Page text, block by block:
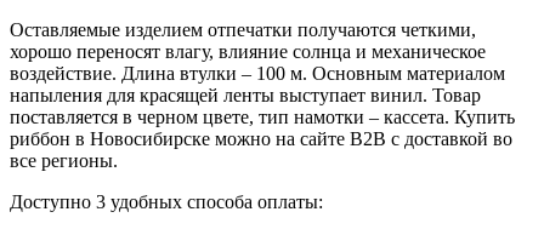
Оставляемые изделием отпечатки получаются четкими,
хорошо переносят влагу, влияние солнца и механическое
воздействие. Длина втулки – 100 м. Основным материалом
напыления для красящей ленты выступает винил. Товар
поставляется в черном цвете, тип намотки – кассета. Купить
риббон в Новосибирске можно на сайте B2B с доставкой во
все регионы.
Доступно 3 удобных способа оплаты: